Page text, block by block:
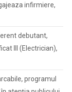
infirmiere,
debutant,
III (Electrician),
programul